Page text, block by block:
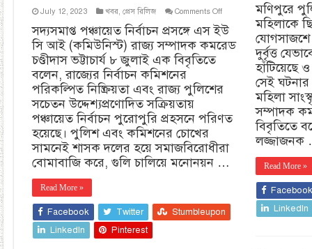
মণিপুরে
মহিলাকে
দুর্বৃত্ত
হাঁটিয়েছে
সেই ঘটনার
মহিলা
সম্পাদক
বিবৃতিতে
লজ্জাজনক
Read More »
LinkedIn
July 12, 2023 খবর ,প্রেস রিলিজ Comments Offon
না
প্রহসন
সিপিএমের
সদ্যসমাপ্ত পঞ্চায়েত নির্বাচন প্রসঙ্গে এস ইউ
সি আই (কমিউনিস্ট) রাজ্য সম্পাদক কমরেড
চণ্ডীদাস ভট্টাচার্য ৮ জুলাই এক বিবৃতিতে
বলেন, রাজ্যের নির্বাচন কমিশনের
পরিকল্পিত নিষ্ক্রিয়তা এবং রাজ্য পুলিশের
সচেতন উদ্দেশ্যপ্রণোদিত সক্রিয়তায়
পঞ্চায়েত নির্বাচন পুরোপুরি প্রহসনে পরিণত
হয়েছে। পুলিশ এবং কমিশনের চোখের
সামনেই শাসক দলের হয়ে সমাজবিরোধীরা
বোমাবাজি করে, গুলি চালিয়ে মনোনয়ন …
Read More »
Facebook Twitter
Stumbleupon
LinkedIn
Pinterest